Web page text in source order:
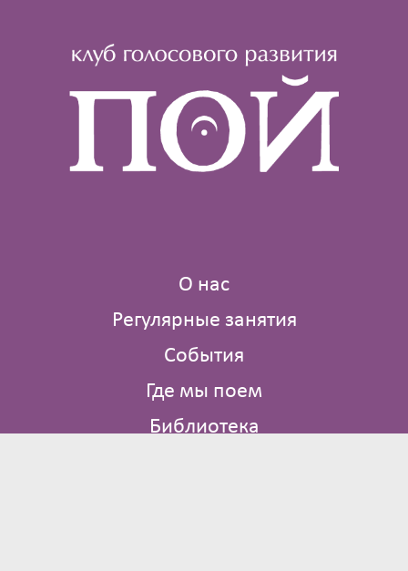
О нас
Регулярные занятия
События
Где мы поем
Библиотека